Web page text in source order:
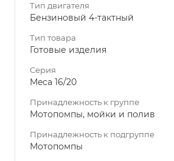
Тип двигателя
Бензиновый 4-тактный
Тип товара
Готовые изделия
Серия
Meca 16/20
Принадлежность к группе
Мотопомпы, мойки и полив
Принадлежность к подгруппе
Мотопомпы